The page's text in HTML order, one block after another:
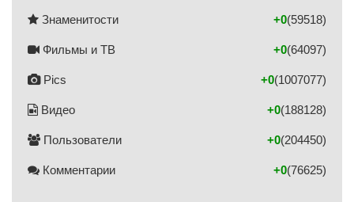
Знаменитости (59518)
+0
Фильмы и ТВ (64097)
+0
Pics (1007077)
+0
Видео (188128)
+0
Пользователи (204450)
+0
Комментарии (76625)
+0